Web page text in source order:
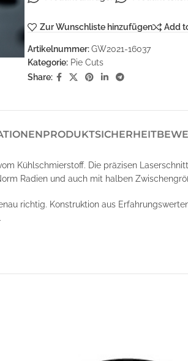
Zur Wunschliste hinzufügen Add
Artikelnummer:GW2021-16037
Kategorie: Pie Cuts
Share:
PRODUKTSICHERHEIT
Kühlschmierstoff. Die präzisen
Radien und auch mit halben
richtig. Konstruktion aus